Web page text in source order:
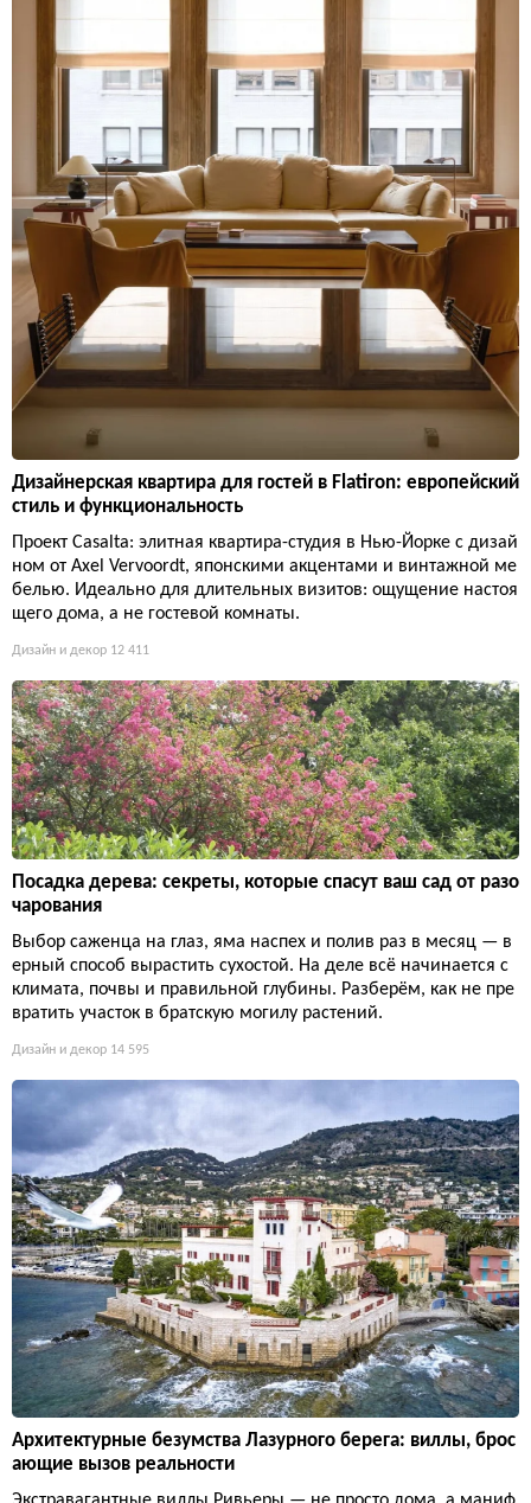
Дизайнерская квартира для гостей в Flatiron: европейский
стиль и функциональность
Проект Casalta: элитная квартира-студия в Нью-Йорке с дизай
ном от Axel Vervoordt, японскими акцентами и винтажной ме
белью. Идеально для длительных визитов: ощущение настоя
щего дома, а не гостевой комнаты.
Дизайн и декор 12 411
Посадка дерева: секреты, которые спасут ваш сад от разо
чарования
Выбор саженца на глаз, яма наспех и полив раз в месяц — в
ерный способ вырастить сухостой. На деле всё начинается с
климата, почвы и правильной глубины. Разберём, как не пре
вратить участок в братскую могилу растений.
Дизайн и декор 14 595
Архитектурные безумства Лазурного берега: виллы, брос
ающие вызов реальности